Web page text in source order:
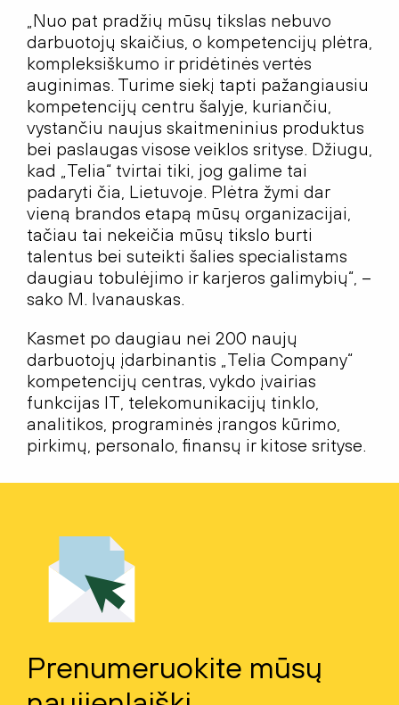
„Nuo pat pradžių mūsų tikslas nebuvo
darbuotojų skaičius, o kompetencijų plėtra,
kompleksiškumo ir pridėtinės vertės
auginimas. Turime siekį tapti pažangiausiu
kompetencijų centru šalyje, kuriančiu,
vystančiu naujus skaitmeninius produktus
bei paslaugas visose veiklos srityse. Džiugu,
kad „Telia“ tvirtai tiki, jog galime tai
padaryti čia, Lietuvoje. Plėtra žymi dar
vieną brandos etapą mūsų organizacijai,
tačiau tai nekeičia mūsų tikslo burti
talentus bei suteikti šalies specialistams
daugiau tobulėjimo ir karjeros galimybių“, –
sako M. Ivanauskas.
Kasmet po daugiau nei 200 naujų
darbuotojų įdarbinantis „Telia Company“
kompetencijų centras, vykdo įvairias
funkcijas IT, telekomunikacijų tinklo,
analitikos, programinės įrangos kūrimo,
pirkimų, personalo, finansų ir kitose srityse.
Prenumeruokite mūsų